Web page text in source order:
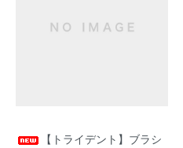
【トライデント】ブラシ